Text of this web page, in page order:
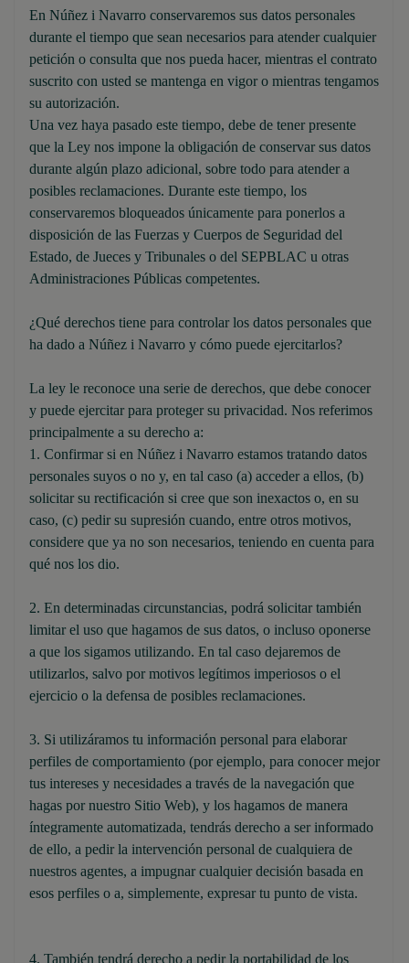
En Núñez i Navarro conservaremos sus datos personales
durante el tiempo que sean necesarios para atender cualquier
petición o consulta que nos pueda hacer, mientras el contrato
suscrito con usted se mantenga en vigor o mientras tengamos
su autorización.
Una vez haya pasado este tiempo, debe de tener presente
que la Ley nos impone la obligación de conservar sus datos
durante algún plazo adicional, sobre todo para atender a
posibles reclamaciones. Durante este tiempo, los
conservaremos bloqueados únicamente para ponerlos a
disposición de las Fuerzas y Cuerpos de Seguridad del
Estado, de Jueces y Tribunales o del SEPBLAC u otras
Administraciones Públicas competentes.
¿Qué derechos tiene para controlar los datos personales que
ha dado a Núñez i Navarro y cómo puede ejercitarlos?
La ley le reconoce una serie de derechos, que debe conocer
y puede ejercitar para proteger su privacidad. Nos referimos
principalmente a su derecho a:
1. Confirmar si en Núñez i Navarro estamos tratando datos
personales suyos o no y, en tal caso (a) acceder a ellos, (b)
solicitar su rectificación si cree que son inexactos o, en su
caso, (c) pedir su supresión cuando, entre otros motivos,
considere que ya no son necesarios, teniendo en cuenta para
qué nos los dio.
2. En determinadas circunstancias, podrá solicitar también
limitar el uso que hagamos de sus datos, o incluso oponerse
a que los sigamos utilizando. En tal caso dejaremos de
utilizarlos, salvo por motivos legítimos imperiosos o el
ejercicio o la defensa de posibles reclamaciones.
3. Si utilizáramos tu información personal para elaborar
perfiles de comportamiento (por ejemplo, para conocer mejor
tus intereses y necesidades a través de la navegación que
hagas por nuestro Sitio Web), y los hagamos de manera
íntegramente automatizada, tendrás derecho a ser informado
de ello, a pedir la intervención personal de cualquiera de
nuestros agentes, a impugnar cualquier decisión basada en
esos perfiles o a, simplemente, expresar tu punto de vista.
4. También tendrá derecho a pedir la portabilidad de los